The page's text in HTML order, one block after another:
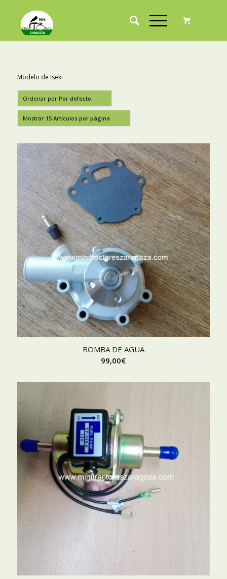
Modelo de Iseki
Ordenar por Por defecto
Mostrar 15 Artículos por página
BOMBA DE AGUA
99,00€